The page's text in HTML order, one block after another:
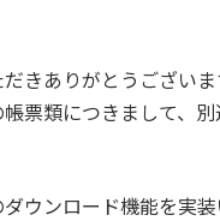
きありがとうございま
票類につきまして、
ウンロード機能を実装